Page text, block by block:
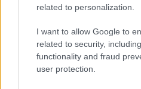
related to personalization.
I want to allow Google to
related to security,
functionality and fraud
user protection.
Avalanche
(AVAX)
Terra Luna Classic